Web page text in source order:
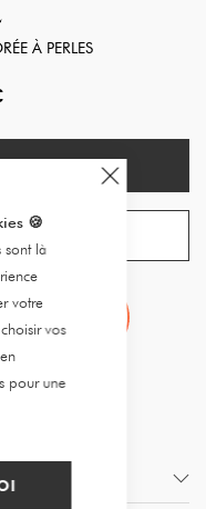
🍪
sont là
votre
vos
pour une
À PERLES